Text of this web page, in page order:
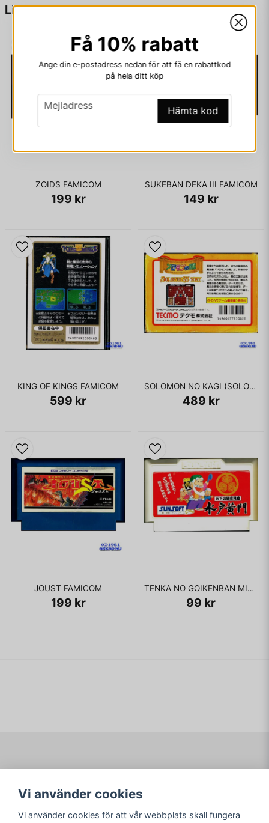
Liknande produkter
ZOIDS FAMICOM
199 kr
SUKEBAN DEKA III FAMICOM
149 kr
KING OF KINGS FAMICOM
599 kr
SOLOMON NO KAGI (SOLOMONS KEY) FAMICOM
489 kr
JOUST FAMICOM
199 kr
TENKA NO GOIKENBAN MITO KOUMON FAMICOM
99 kr
Namn
Ja, ni får publicera min fråga
Få 10% rabatt
Ange din e-postadress nedan för att få en rabattkod
på hela ditt köp
email
Mejladress Hämta kod
Köpvillkor
Logga in
Glömt lösenord?
Vi använder cookies
Vi använder cookies för att vår webbplats skall fungera